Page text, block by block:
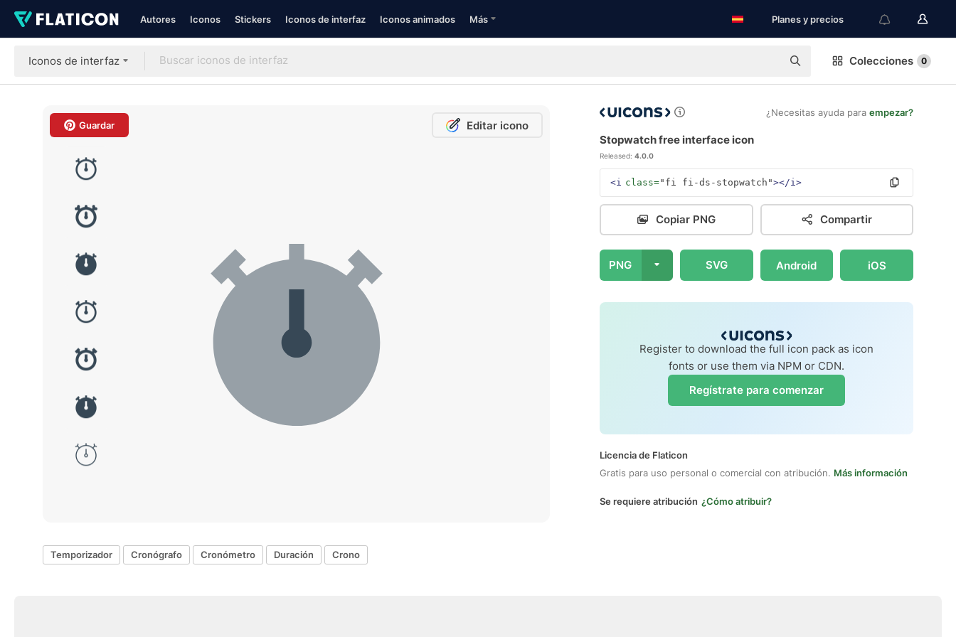
Autores Iconos Stickers Iconos de interfaz Iconos animados Más Planes y precios
Iconos de interfaz Colecciones 0
Guardar Editar icono
¿Necesitas ayuda para empezar?
Stopwatch free interface icon
Released: 4.0.0
<i class="fi fi-ds-stopwatch"></i>
Copiar PNG Compartir
PNG SVG Android iOS
Register to download the full icon pack as icon
fonts or use them via NPM or CDN.
Regístrate para comenzar
Licencia de Flaticon
Gratis para uso personal o comercial con atribución. Más información
Se requiere atribución ¿Cómo atribuir?
Temporizador Cronógrafo Cronómetro Duración Crono